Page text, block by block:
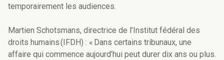
temporairement les audiences.
Martien Schotsmans, directrice de l’Institut fédéral des
droits humains (IFDH) : « Dans certains tribunaux, une
affaire qui commence aujourd’hui peut durer dix ans ou plus.